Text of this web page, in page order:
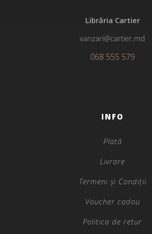
Librăria Cartier
vanzari@cartier.md
068 555 579
INFO
Plată
Livrare
Termeni și Condiții
Voucher cadou
Politica de retur